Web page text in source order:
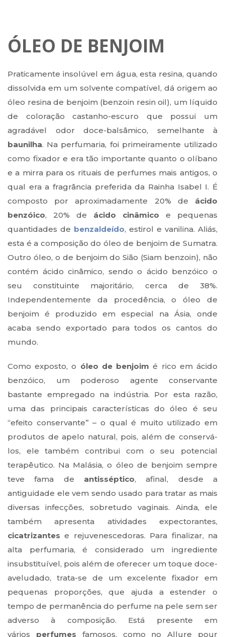
ÓLEO DE BENJOIM
Praticamente insolúvel em água, esta resina, quando
dissolvida em um solvente compatível, dá origem ao
óleo resina de benjoim (benzoin resin oil), um líquido
de coloração castanho-escuro que possui um
agradável odor doce-balsâmico, semelhante à
baunilha. Na perfumaria, foi primeiramente utilizado
como fixador e era tão importante quanto o olíbano
e a mirra para os rituais de perfumes mais antigos, o
qual era a fragrância preferida da Rainha Isabel I. É
composto por aproximadamente 20% de ácido
benzóico, 20% de ácido cinâmico e pequenas
quantidades de benzaldeído, estirol e vanilina. Aliás,
esta é a composição do óleo de benjoim de Sumatra.
Outro óleo, o de benjoim do Sião (Siam benzoin), não
contém ácido cinâmico, sendo o ácido benzóico o
seu constituinte majoritário, cerca de 38%.
Independentemente da procedência, o óleo de
benjoim é produzido em especial na Ásia, onde
acaba sendo exportado para todos os cantos do
mundo.
Como exposto, o óleo de benjoim é rico em ácido
benzóico, um poderoso agente conservante
bastante empregado na indústria. Por esta razão,
uma das principais características do óleo é seu
“efeito conservante” – o qual é muito utilizado em
produtos de apelo natural, pois, além de conservá-
los, ele também contribui com o seu potencial
terapêutico. Na Malásia, o óleo de benjoim sempre
teve fama de antisséptico, afinal, desde a
antiguidade ele vem sendo usado para tratar as mais
diversas infecções, sobretudo vaginais. Ainda, ele
também apresenta atividades expectorantes,
cicatrizantes e rejuvenescedoras. Para finalizar, na
alta perfumaria, é considerado um ingrediente
insubstituível, pois além de oferecer um toque doce-
aveludado, trata-se de um excelente fixador em
pequenas proporções, que ajuda a estender o
tempo de permanência do perfume na pele sem ser
adverso à composição. Está presente em
vários perfumes famosos, como no Allure pour